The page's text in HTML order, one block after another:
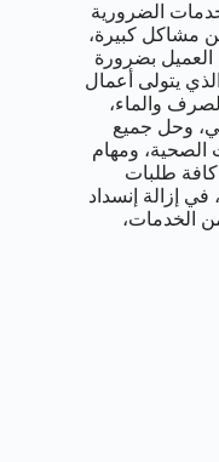
الضرورية
مشاكل كبيرة،
العميل بضرورة
يتولى أعمال
والماء،
وحل جميع
الصحية، ومهام
كافة طلبات
في إزالة إنسداد
الخدمات،